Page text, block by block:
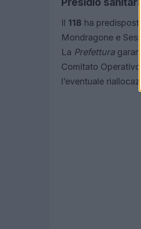
Il 118 ha
Mondragone e
La Prefettura
Comitato
l’eventuale